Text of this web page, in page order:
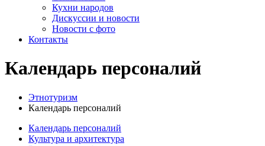
Кухни народов
Дискуссии и новости
Новости с фото
Контакты
Календарь персоналий
Этнотуризм
Календарь персоналий
Календарь персоналий
Культура и архитектура